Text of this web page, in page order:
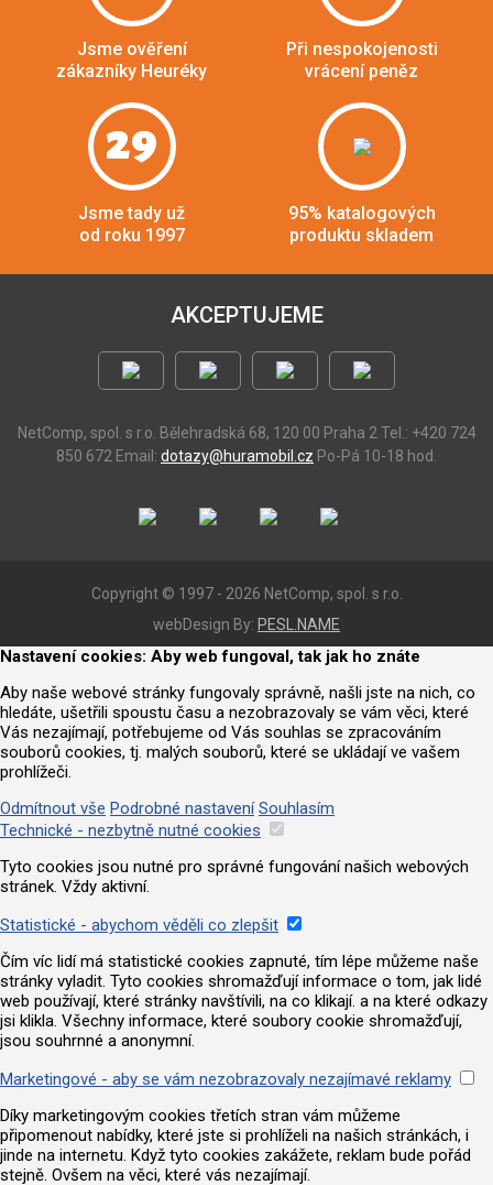
Jsme ověření
zákazníky Heuréky
Při nespokojenosti
vrácení peněz
29
Jsme tady už
od roku 1997
95% katalogových
produktu skladem
AKCEPTUJEME
NetComp, spol. s r.o. Bělehradská 68, 120 00 Praha 2 Tel.: +420 724
850 672 Email: dotazy@huramobil.cz Po-Pá 10-18 hod.
Copyright © 1997 - 2026 NetComp, spol. s r.o.
webDesign By: PESL.NAME
Nastavení cookies: Aby web fungoval, tak jak ho znáte
Aby naše webové stránky fungovaly správně, našli jste na nich, co
hledáte, ušetřili spoustu času a nezobrazovaly se vám věci, které
Vás nezajímají, potřebujeme od Vás souhlas se zpracováním
souborů cookies, tj. malých souborů, které se ukládají ve vašem
prohlížeči.
Odmítnout vše Podrobné nastavení Souhlasím
Technické - nezbytně nutné cookies
Tyto cookies jsou nutné pro správné fungování našich webových
stránek. Vždy aktivní.
Statistické - abychom věděli co zlepšit
Čím víc lidí má statistické cookies zapnuté, tím lépe můžeme naše
stránky vyladit. Tyto cookies shromažďují informace o tom, jak lidé
web používají, které stránky navštívili, na co klikají. a na které odkazy
jsi klikla. Všechny informace, které soubory cookie shromažďují,
jsou souhrnné a anonymní.
Marketingové - aby se vám nezobrazovaly nezajímavé reklamy
Díky marketingovým cookies třetích stran vám můžeme
připomenout nabídky, které jste si prohlíželi na našich stránkách, i
jinde na internetu. Když tyto cookies zakážete, reklam bude pořád
stejně. Ovšem na věci, které vás nezajímají.